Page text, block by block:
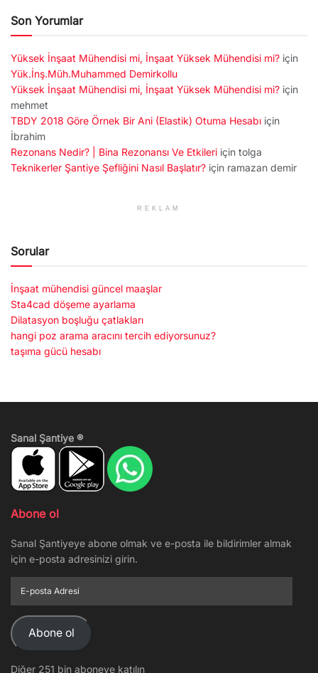
Son Yorumlar
Yüksek İnşaat Mühendisi mi, İnşaat Yüksek Mühendisi mi? için
Yük.İnş.Müh.Muhammed Demirkollu
Yüksek İnşaat Mühendisi mi, İnşaat Yüksek Mühendisi mi? için
mehmet
TBDY 2018 Göre Örnek Bir Ani (Elastik) Otuma Hesabı için
İbrahim
Rezonans Nedir? | Bina Rezonansı Ve Etkileri için tolga
Teknikerler Şantiye Şefliğini Nasıl Başlatır? için ramazan demir
REKLAM
Sorular
İnşaat mühendisi güncel maaşlar
Sta4cad döşeme ayarlama
Dilatasyon boşluğu çatlakları
hangi poz arama aracını tercih ediyorsunuz?
taşıma gücü hesabı
Sanal Şantiye ®
Abone ol
Sanal Şantiyeye abone olmak ve e-posta ile bildirimler almak
için e-posta adresinizi girin.
posta
Adresi
Abone ol
Diğer 251 bin aboneye katılın